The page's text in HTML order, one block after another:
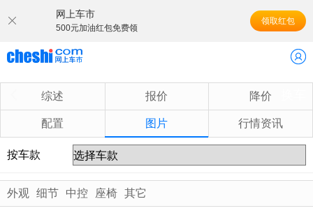
网上车市
500元加油红包免费领
领取红包
综述 报价 降价
配置 图片 行情资讯
按车款
外观 细节 中控 座椅 其它